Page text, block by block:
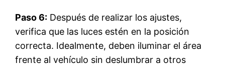
Paso 6: Después de realizar los ajustes,
verifica que las luces estén en la posición
correcta. Idealmente, deben iluminar el área
frente al vehículo sin deslumbrar a otros